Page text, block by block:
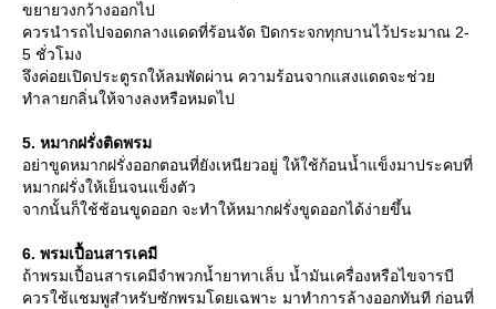
ขยายวงกว้างออกไป
ควรนำรถไปจอดกลางแดดที่ร้อนจัด ปิดกระจกทุกบานไว้ประมาณ 2-
5 ชั่วโมง
จึงค่อยเปิดประตูรถให้ลมพัดผ่าน ความร้อนจากแสงแดดจะช่ว
ทำลายกลิ่นให้จางลงหรือหมดไป
5. หมากฝรั่งติดพรม
อย่าขูดหมากฝรั่งออกตอนที่ยังเหนียวอยู่ ให้ใช้ก้อนน้ำแข็งมาประคบที่
หมากฝรั่งให้เย็นจนแข็งตัว
จากนั้นก็ใช้ช้อนขูดออก จะทำให้หมากฝรั่งขูดออกได้ง่ายขึ้น
6. พรมเปื้อนสารเคมี
ถ้าพรมเปื้อนสารเคมีจำพวกน้ำยาทาเล็บ น้ำมันเครื่องหรือไขจารบี
ควรใช้แชมพูสำหรับซักพรมโดยเฉพาะ มาทำการล้างออกทันที ก่อนที่